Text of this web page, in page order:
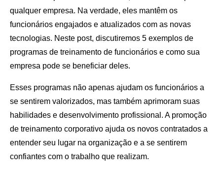
qualquer empresa. Na verdade, eles mantêm os
funcionários engajados e atualizados com as novas
tecnologias. Neste post, discutiremos 5 exemplos de
programas de treinamento de funcionários e como sua
empresa pode se beneficiar deles.
Esses programas não apenas ajudam os funcionários a
se sentirem valorizados, mas também aprimoram suas
habilidades e desenvolvimento profissional. A promoção
de treinamento corporativo ajuda os novos contratados a
entender seu lugar na organização e a se sentirem
confiantes com o trabalho que realizam.